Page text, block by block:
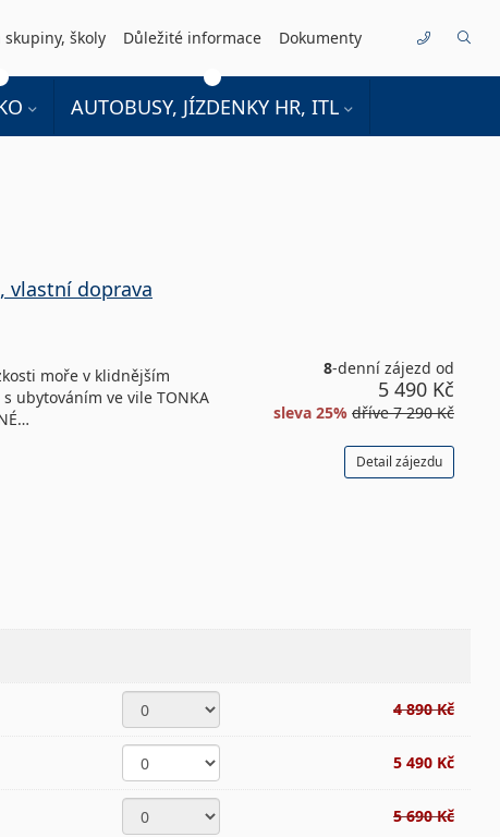
skupiny, školy Důležité informace Dokumenty Kontakty
AUTOBUSY, JÍZDENKY HR, ITL
vlastní doprava
moře v klidnějším
ubytováním ve vile TONKA
8-denní zájezd od
5 490 Kč
sleva 25% dříve7 290 Kč
Detail zájezdu
4 890 Kč
5 490 Kč
5 690 Kč